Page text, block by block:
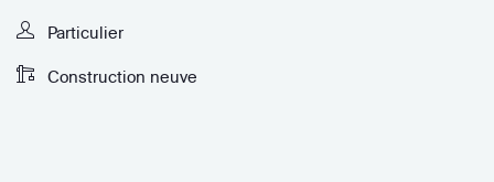
Particulier
Construction neuve